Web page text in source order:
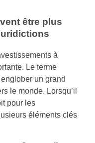
être plus
à
Le terme
un grand
le monde. Lorsqu’il
pour les
éléments clés